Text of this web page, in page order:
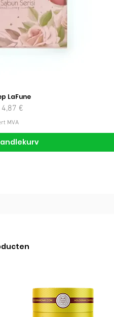
LaFune
Salgspris
4,87 €
MVA